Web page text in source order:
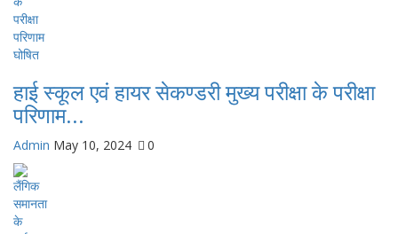
हाई स्कूल एवं हायर सेकण्डरी मुख्य परीक्षा के परीक्षा
परिणाम...
Admin May 10, 2024 0